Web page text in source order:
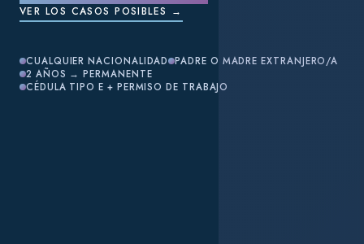
VER LOS CASOS POSIBLES →
CUALQUIER NACIONALIDAD PADRE O MADRE EXTRANJERO/A
2 AÑOS → PERMANENTE
CÉDULA TIPO E + PERMISO DE TRABAJO